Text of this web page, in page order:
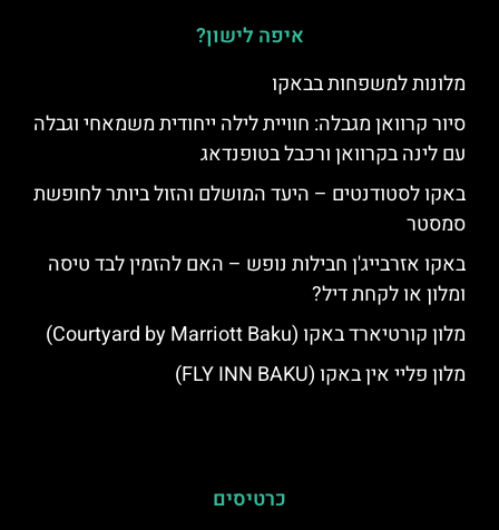
איפה לישון?
מלונות למשפחות בבאקו
סיור קרוואן מגבלה: חוויית לילה ייחודית משמאחי וגבלה
עם לינה בקרוואן ורכבל בטופנדאג
באקו לסטודנטים – היעד המושלם והזול ביותר לחופשת
סמסטר
באקו אזרבייג'ן חבילות נופש – האם להזמין לבד טיסה
ומלון או לקחת דיל?
מלון קורטיארד באקו (Courtyard by Marriott Baku)
מלון פליי אין באקו (FLY INN BAKU)
כרטיסים